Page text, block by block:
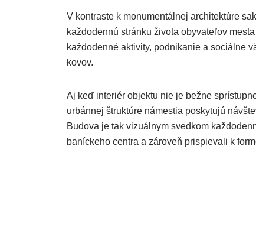
V kontraste k monumentálnej architektúre
každodennú stránku života obyvateľov
každodenné aktivity, podnikanie a sociálne
kovov.
Aj keď interiér objektu nie je bežne
urbánnej štruktúre námestia poskytujú
Budova je tak vizuálnym svedkom
baníckeho centra a zároveň prispievali k